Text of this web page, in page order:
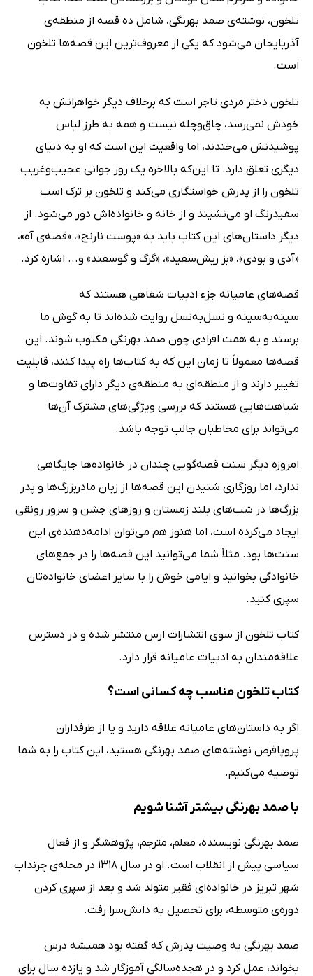
تلخون، نوشته‌ی صمد بهرنگی، شامل ده قصه‌ از منطقه‌ی
آذربایجان می‌شود که یکی از معروف‌ترین این قصه‌ها تلخون
است.
تلخون دختر مردی تاجر است که برخلاف دیگر خواهرانش به
خودش نمی‌رسد، چاق‌و‌چله نیست و همه به طرز لباس
پوشیدنش می‌خندند، اما واقعیت این است که او به دنیای
دیگری تعلق دارد. تا این‌که بالاخره یک روز جوانی عجیب‌وغریب
تلخون را از پدرش خواستگاری می‌کند و تلخون بر ترک اسب
سفیدرنگ او می‌نشیند و از خانه و خانواده‌اش دور می‌شود. از
دیگر داستان‌های این کتاب باید به «پوست نارنج»، «قصه‌ی آه»،
«آدی و بودی»، «بز ریش‌سفید»، «گرگ و گوسفند» و... اشاره کرد.
قصه‌های عامیانه جزء ادبیات شفاهی هستند که
سینه‌به‌سینه و نسل‌به‌نسل روایت شده‌اند تا به گوش ما
برسند و به همت افرادی چون صمد بهرنگی مکتوب شوند. این
قصه‌ها معمولاً تا زمان این که به کتاب‌ها راه پیدا کنند، قابلیت
تغییر دارند و از منطقه‌ای به منطقه‌ی دیگر دارای تفاوت‌ها و
شباهت‌هایی هستند که بررسی ویژگی‌های مشترک آن‌ها
می‌تواند برای مخاطبان جالب توجه باشد.
امروزه دیگر سنت قصه‌گویی چندان در خانواده‌ها جایگاهی
ندارد، اما روزگاری شنیدن این قصه‌ها از زبان مادربزرگ‌ها و پدر
بزرگ‌ها در شب‌های بلند زمستان و روزهای جشن و سرور رونقی
ایجاد می‌کرده است، اما هنوز هم می‌توان ادامه‌دهنده‌ی این
سنت‌ها بود. مثلاً شما می‌توانید این قصه‌ها را در جمع‌های
خانوادگی بخوانید و ایامی خوش را با سایر اعضای خانواده‌تان
سپری کنید.
کتاب تلخون از سوی انتشارات ارس منتشر شده و در دسترس
علاقه‌مندان به ادبیات عامیانه قرار دارد.
کتاب تلخون مناسب چه کسانی است؟
اگر به داستان‌های عامیانه علاقه دارید و یا از طرفداران
پروپاقرص نوشته‌های صمد بهرنگی هستید، این کتاب را به شما
توصیه می‌کنیم.
با صمد بهرنگی بیشتر آشنا شویم
صمد بهرنگی نویسنده، معلم، مترجم، پژوهشگر و از فعال
سیاسی پیش از انقلاب است. او در سال 1318 در محله‌ی چرنداب
شهر تبریز در خانواده‌ای فقیر متولد شد و بعد از سپری کردن
دوره‌ی متوسطه، برای‌ تحصیل‌ به‌ دانش‌سرا رفت.
صمد بهرنگی به وصیت پدرش که گفته بود همیشه درس
بخواند، عمل کرد و در هجده‌سالگی آموزگار شد و یازده سال برای